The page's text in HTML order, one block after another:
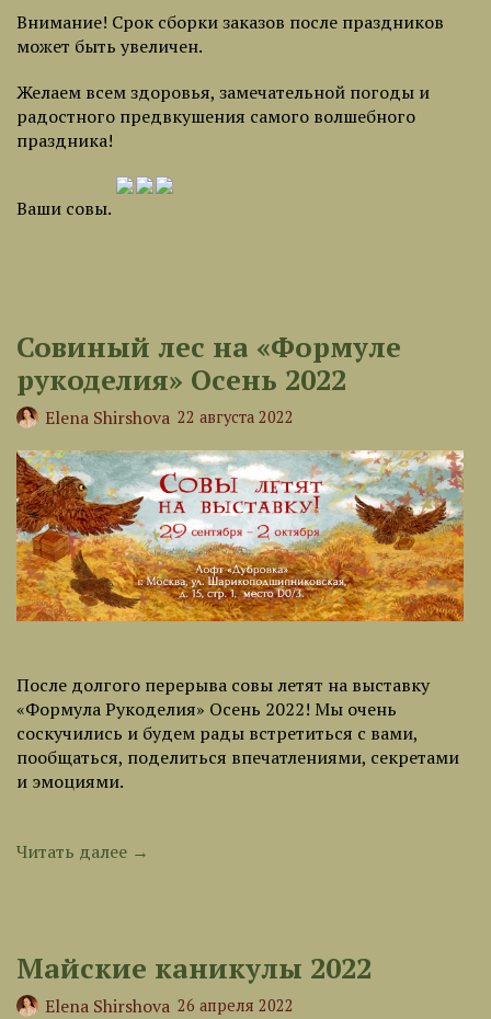
Внимание! Срок сборки заказов после праздников
может быть увеличен.
Желаем всем здоровья, замечательной погоды и
радостного предвкушения самого волшебного
праздника!
Ваши совы.
Совиный лес на «Формуле
рукоделия» Осень 2022
Elena Shirshova 22 августа 2022
После долгого перерыва совы летят на выставку
«Формула Рукоделия» Осень 2022! Мы очень
соскучились и будем рады встретиться с вами,
пообщаться, поделиться впечатлениями, секретами
и эмоциями.
Читать далее →
Майские каникулы 2022
Elena Shirshova 26 апреля 2022